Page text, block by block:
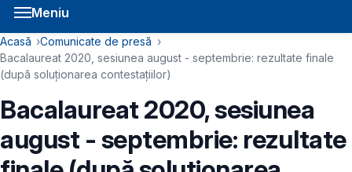
Meniu
Navigație principală
Cale de navigare
Acasă
Comunicate de presă
Bacalaureat 2020, sesiunea august - septembrie: rezultate finale
(după soluționarea contestațiilor)
Bacalaureat 2020, sesiunea
august - septembrie: rezultate